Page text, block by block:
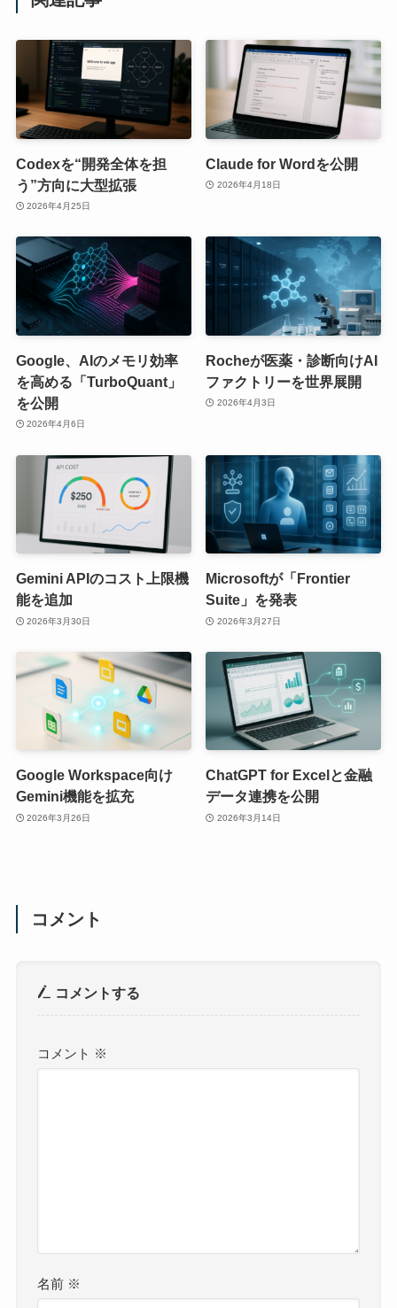
Codexを“開発全体を担
う”方向に大型拡張
2026年4月25日
Claude for Wordを公開
2026年4月18日
Google、AIのメモリ効率
を高める「TurboQuant」
を公開
2026年4月6日
Rocheが医薬・診断向けAI
ファクトリーを世界展開
2026年4月3日
Gemini APIのコスト上限機
能を追加
2026年3月30日
Microsoftが「Frontier
Suite」を発表
2026年3月27日
Google Workspace向け
Gemini機能を拡充
2026年3月26日
ChatGPT for Excelと金融
データ連携を公開
2026年3月14日
コメント
コメントする
コメント ※
名前 ※